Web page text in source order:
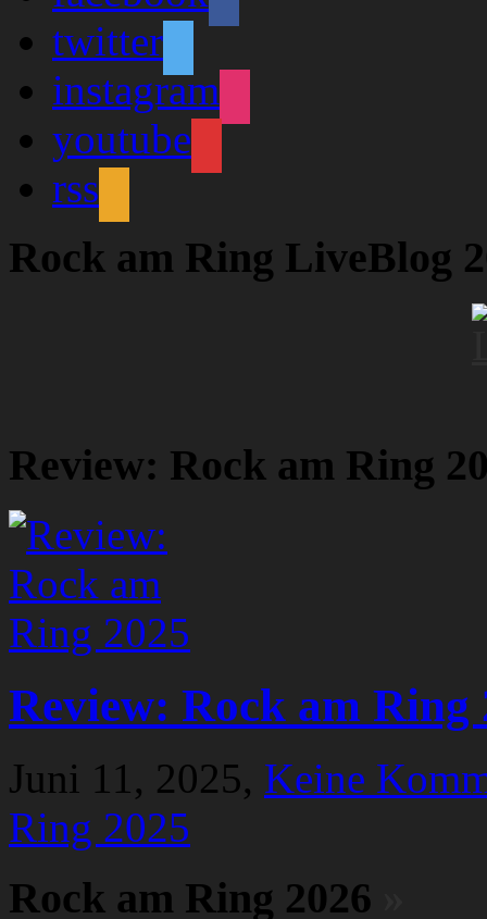
twitter
instagram
youtube
rss
Rock am Ring LiveBlog
Review: Rock am Ring
Review: Rock am Ring
Juni 11, 2025, Keine
Ring 2025
Rock am Ring 2026